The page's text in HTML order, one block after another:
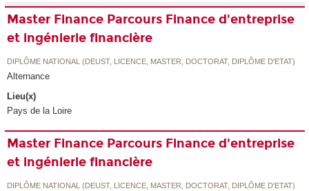
Master Finance Parcours Finance d'entreprise
et ingénierie financière
DIPLÔME NATIONAL (DEUST, LICENCE, MASTER, DOCTORAT, DIPLÔME D'ETAT)
Alternance
Lieu(x)
Pays de la Loire
Master Finance Parcours Finance d'entreprise
et ingénierie financière
DIPLÔME NATIONAL (DEUST, LICENCE, MASTER, DOCTORAT, DIPLÔME D'ETAT)